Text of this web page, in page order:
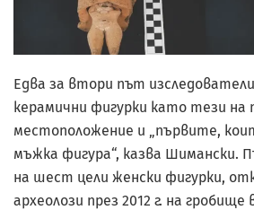
Едва за втори път
керамични фигурки като тези на
местоположение и „първите,
мъжка фигура“, казва Шимански.
на шест цели женски фигурки,
археолози през 2012 г. на